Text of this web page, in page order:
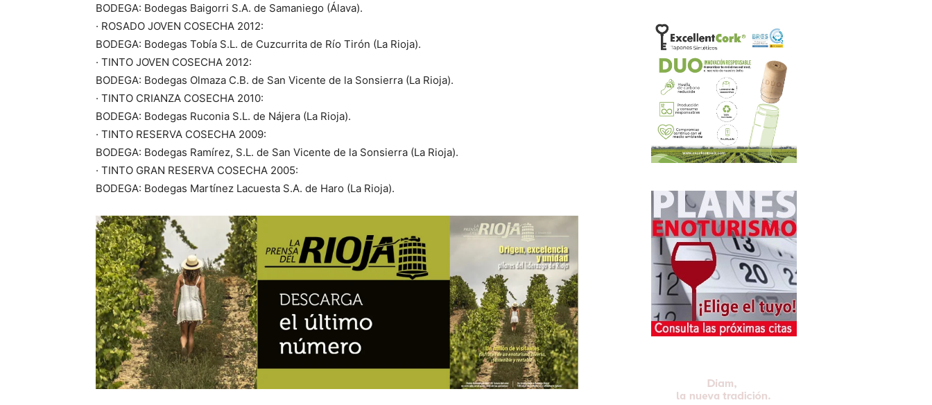
BODEGA: Bodegas Baigorri S.A. de Samaniego (Álava).
· ROSADO JOVEN COSECHA 2012:
BODEGA: Bodegas Tobía S.L. de Cuzcurrita de Río Tirón (La Rioja).
· TINTO JOVEN COSECHA 2012:
BODEGA: Bodegas Olmaza C.B. de San Vicente de la Sonsierra (La Rioja).
· TINTO CRIANZA COSECHA 2010:
BODEGA: Bodegas Ruconia S.L. de Nájera (La Rioja).
· TINTO RESERVA COSECHA 2009:
BODEGA: Bodegas Ramírez, S.L. de San Vicente de la Sonsierra (La Rioja).
· TINTO GRAN RESERVA COSECHA 2005:
BODEGA: Bodegas Martínez Lacuesta S.A. de Haro (La Rioja).